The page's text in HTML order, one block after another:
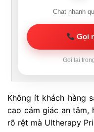
Chat nhanh
Gọi
Gọi lại
Không ít khách hàng
cao cảm giác an tâm,
rõ rệt mà Ultherapy